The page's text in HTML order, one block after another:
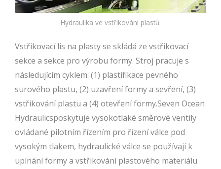
Hydraulika ve vstřikování plastů.
Vstřikovací lis na plasty se skládá ze vstřikovací
sekce a sekce pro výrobu formy. Stroj pracuje s
následujícím cyklem: (1) plastifikace pevného
surového plastu, (2) uzavření formy a sevření, (3)
vstřikování plastu a (4) otevření formy.Seven Ocean
Hydraulicsposkytuje vysokotlaké směrové ventily
ovládané pilotním řízením pro řízení válce pod
vysokým tlakem, hydraulické válce se používají k
upínání formy a vstřikování plastového materiálu